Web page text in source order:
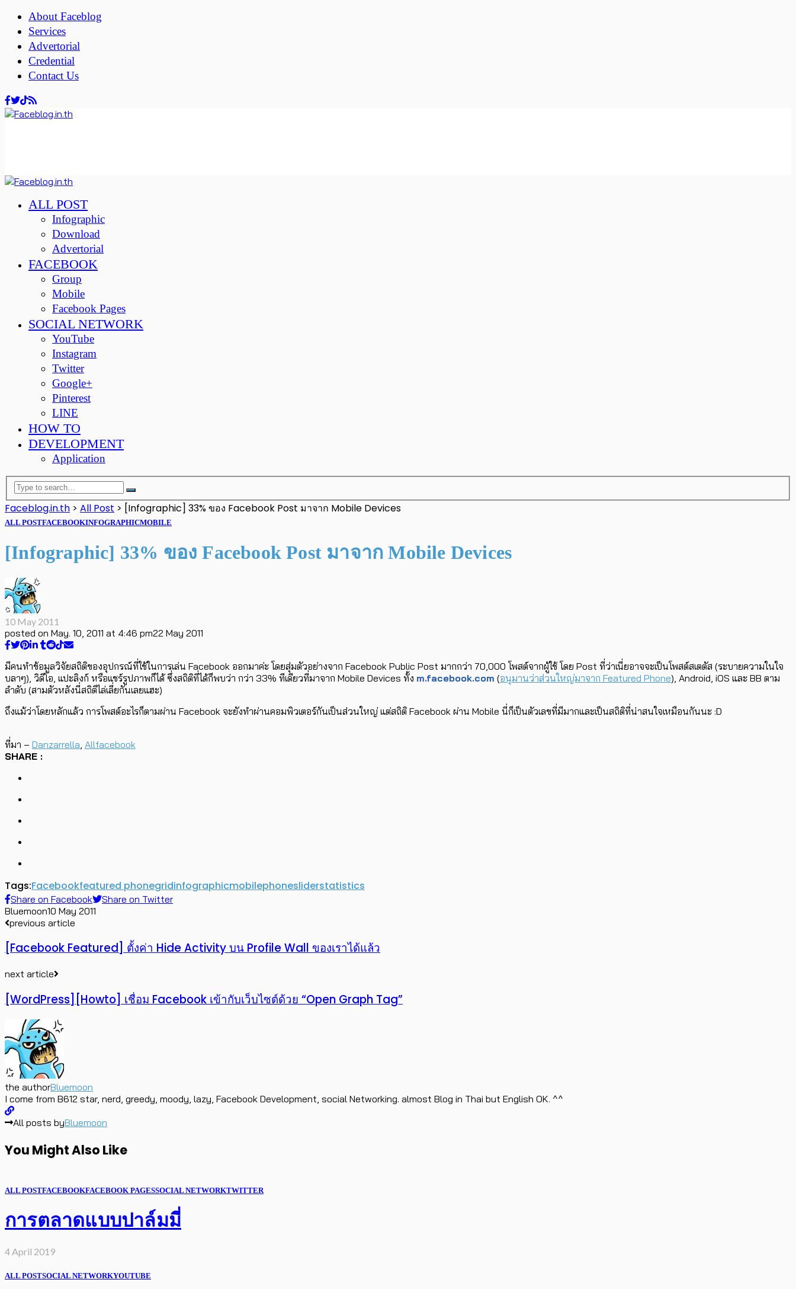
About Faceblog
Services
Advertorial
Credential
Contact Us
ALL POST
Infographic
Download
Advertorial
FACEBOOK
Group
Mobile
Facebook Pages
SOCIAL NETWORK
YouTube
Instagram
Twitter
Google+
Pinterest
LINE
HOW TO
DEVELOPMENT
Application
Faceblog.in.th > All Post > [Infographic] 33% ของ Facebook Post มาจาก Mobile Devices
ALL POSTFACEBOOKINFOGRAPHICMOBILE
[Infographic] 33% ของ Facebook Post มาจาก Mobile Devices
10 May 2011
posted on May. 10, 2011 at 4:46 pm22 May 2011
มีคนทำข้อมูลวิจัยสถิติของอุปกรณ์ที่ใช้ในการเล่น Facebook ออกมาค่ะ โดยสุ่มตัวอย่างจาก Facebook Public Post มากกว่า 70,000 โพสต์จากผู้ใช้ โดย Post ที่ว่าเนี่ยอาจจะเป็นโพสต์สเตตัส (ระบายความในใจ
บลาๆ), วิดีโอ, แปะลิงก์ หรือแชร์รูปภาพก็ได้ ซึ่งสถิติที่ได้ก็พบว่า กว่า 33% ทีเดียวที่มาจาก Mobile Devices ทั้ง m.facebook.com (อนุมานว่าส่วนใหญ่มาจาก Featured Phone), Android, iOS และ BB ตาม
ลำดับ (สามตัวหลังนี่สถิติไล่เลี่ยกันเลยแฮะ)
ถึงแม้ว่าโดยหลักแล้ว การโพสต์อะไรก็ตามผ่าน Facebook จะยังทำผ่านคอมพิวเตอร์กันเป็นส่วนใหญ่ แต่สถิติ Facebook ผ่าน Mobile นี่ก็เป็นตัวเลขที่มีมากและเป็นสถิติที่น่าสนใจเหมือนกันนะ :D
ที่มา – Danzarrella Allfacebook
SHARE :
Tags:Facebookfeatured phonegridinfographicmobilephonesliderstatistics
Share on Facebook
Share on Twitter
Bluemoon10 May 2011
previous article
[Facebook Featured] ตั้งค่า Hide Activity บน Profile Wall ของเราได้แล้ว
next article
[WordPress][Howto] เชื่อม Facebook เข้ากับเว็บไซต์ด้วย “Open Graph Tag”
the authorBluemoon
I come from B612 star, nerd, greedy, moody, lazy, Facebook Development, social Networking. almost Blog in Thai but English OK. ^^
All posts byBluemoon
You Might Also Like
ALL POSTFACEBOOKFACEBOOK PAGESSOCIAL NETWORKTWITTER
การตลาดแบบปาล์มมี่
4 April 2019
ALL POSTSOCIAL NETWORKYOUTUBE